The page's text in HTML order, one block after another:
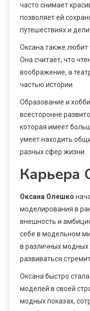
часто снимает
позволяет ей
путешествиях и
Оксана также любит
Она считает, что
воображение, а
частью истории.
Образование и
всесторонне
которая имеет
умеет находить
разных сфер жизни.
Карьера
Оксана Олешко
моделирования в
внешность и
себе в модельном
в различных модных
развиваться
Оксана быстро
моделей в своей
модных показах,